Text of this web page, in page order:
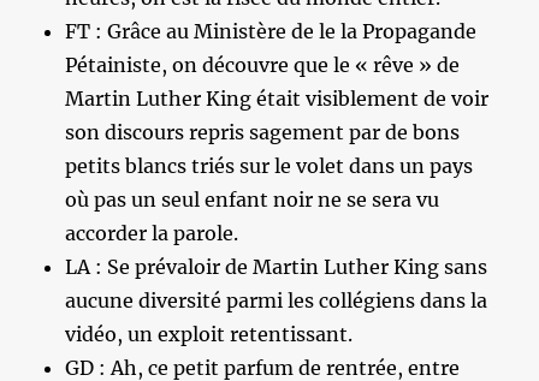
FT : Grâce au Ministère de le la Propagande
Pétainiste, on découvre que le « rêve » de
Martin Luther King était visiblement de voir
son discours repris sagement par de bons
petits blancs triés sur le volet dans un pays
où pas un seul enfant noir ne se sera vu
accorder la parole.
LA : Se prévaloir de Martin Luther King sans
aucune diversité parmi les collégiens dans la
vidéo, un exploit retentissant.
GD : Ah, ce petit parfum de rentrée, entre